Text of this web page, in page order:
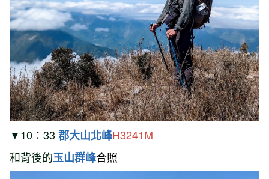
▼10：33 郡大山北峰H3241M
和背後的玉山群峰合照